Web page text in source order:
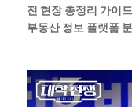
전 현장 총정리 가이
부동산 정보 플랫폼